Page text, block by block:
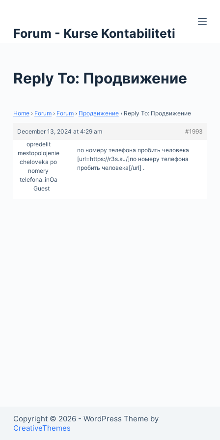
o
n
Forum - Kurse Kontabiliteti
Reply To: Продвижение
Home › Forum › Forum › Продвижение › Reply To: Продвижение
December 13, 2024 at 4:29 am
#1993
opredelit
mestopolojenie
cheloveka po
nomery
telefona_inOa
Guest
по номеру телефона пробить человека
[url=https://r3s.su/]по номеру телефона
пробить человека[/url] .
Copyright © 2026 - WordPress Theme by
CreativeThemes